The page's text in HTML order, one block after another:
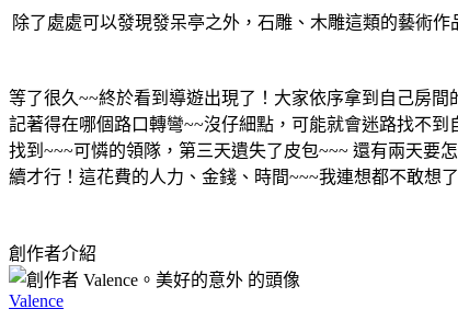
除了處處可以發現發呆亭之外，石雕、木雕這類的藝術
等了很久~~終於看到導遊出現了！大家依序拿到自己房
記著得在哪個路口轉彎~~沒仔細點，可能就會迷路找不
找到~~~可憐的領隊，第三天遺失了皮包~~~ 還有兩天要
續才行！這花費的人力、金錢、時間~~~我連想都不敢想了
創作者介紹
Valence